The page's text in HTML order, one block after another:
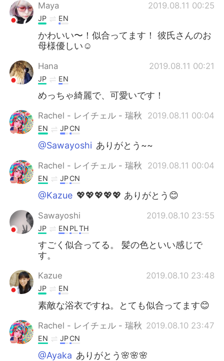
Maya 2019.08.11 00:25
JP EN
かわいい〜！似合ってます！ 彼氏さんのお
母様優しい☺
Hana 2019.08.11 00:21
JP EN
めっちゃ綺麗で、可愛いです！
Rachel - レイチェル - 瑞秋 2019.08.11 00:04
EN JPCN
@Sawayoshi ありがとう~~
Rachel - レイチェル - 瑞秋 2019.08.11 00:04
EN JPCN
@Kazue 💖💖💖💖💖 ありがとう😊
Sawayoshi 2019.08.10 23:55
JP EN PL TH
すごく似合ってる。 髪の色といい感じで
す。
Kazue 2019.08.10 23:48
JP EN
素敵な浴衣ですね。とても似合ってます😊
Rachel - レイチェル - 瑞秋 2019.08.10 23:47
EN JPCN
@Ayaka ありがとう🌸🌸🌸